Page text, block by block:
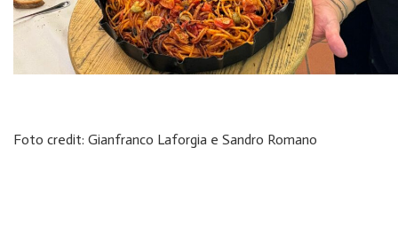
Foto credit: Gianfranco Laforgia e Sandro Romano